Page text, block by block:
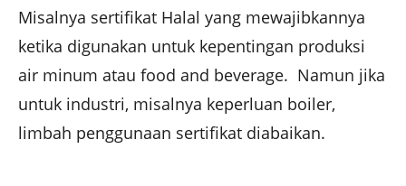
Misalnya sertifikat Halal yang mewajibkannya
ketika digunakan untuk kepentingan produksi
air minum atau food and beverage. Namun jika
untuk industri, misalnya keperluan boiler,
limbah penggunaan sertifikat diabaikan.